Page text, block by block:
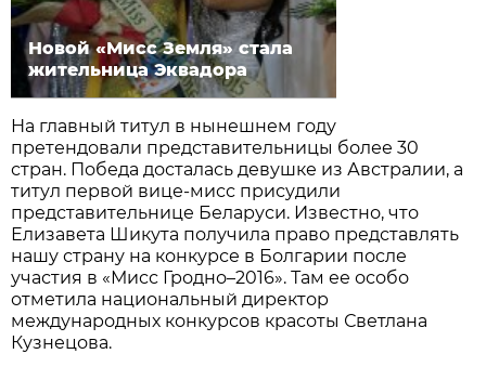
Новой «Мисс Земля» стала
жительница Эквадора
На главный титул в нынешнем году
претендовали представительницы более 30
стран. Победа досталась девушке из Австралии, а
титул первой вице-мисс присудили
представительнице Беларуси. Известно, что
Елизавета Шикута получила право представлять
нашу страну на конкурсе в Болгарии после
участия в «Мисс Гродно–2016». Там ее особо
отметила национальный директор
международных конкурсов красоты Светлана
Кузнецова.